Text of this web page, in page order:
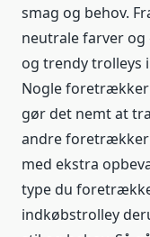
smag og behov.
neutrale farver
og trendy trolleys
Nogle
gør det nemt at
andre foretrækker
med ekstra
type du
indkøbstrolley